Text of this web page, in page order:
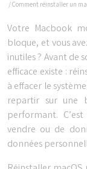
/ Comment réinstaller un
Votre Macbook
bloque, et vous
inutiles ? Avant de
efficace existe :
à effacer le
repartir sur une
performant.
vendre ou de
données